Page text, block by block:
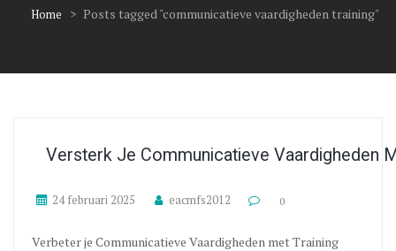
Home > Posts tagged "communicatieve vaardigheden training"
Versterk Je Communicatieve Vaardigheden
24 februari 2025 eacmfs2012 0
Verbeter je Communicatieve Vaardigheden met Training